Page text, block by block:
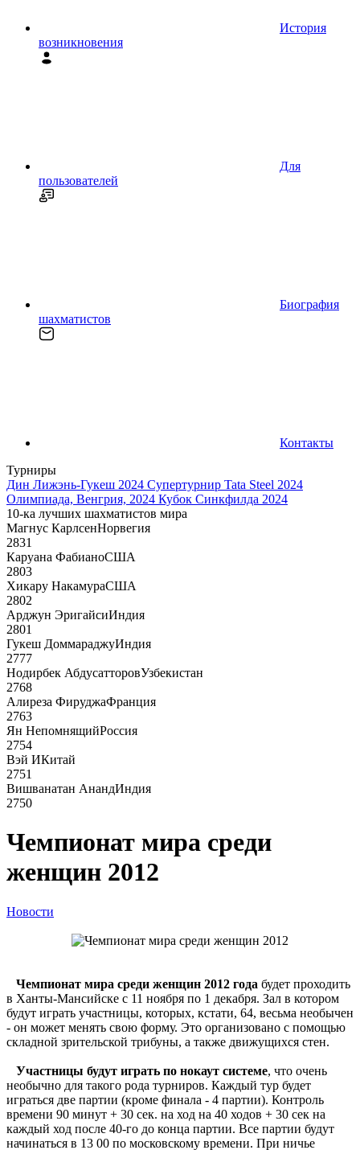
История
возникновения
Для
пользователей
Биография
шахматистов
Контакты
Турниры
Дин Лижэнь-Гукеш 2024 Супертурнир Tata Steel 2024
Олимпиада, Венгрия, 2024 Кубок Синкфилда 2024
10-ка лучших шахматистов мира
Магнус КарлсенНорвегия
2831
Каруана ФабианоСША
2803
Хикару НакамураСША
2802
Арджун ЭригайсиИндия
2801
Гукеш ДоммараджуИндия
2777
Нодирбек АбдусатторовУзбекистан
2768
Алиреза ФируджаФранция
2763
Ян НепомнящийРоссия
2754
Вэй ИКитай
2751
Вишванатан АнандИндия
2750
Чемпионат мира среди
женщин 2012
Новости
Чемпионат мира среди женщин 2012 года будет проходить
в Ханты-Мансийске с 11 ноября по 1 декабря. Зал в котором
будут играть участницы, которых, кстати, 64, весьма необычен
- он может менять свою форму. Это организовано с помощью
складной зрительской трибуны, а также движущихся стен.
Участницы будут играть по нокаут системе, что очень
необычно для такого рода турниров. Каждый тур будет
играться две партии (кроме финала - 4 партии). Контроль
времени 90 минут + 30 сек. на ход на 40 ходов + 30 сек на
каждый ход после 40-го до конца партии. Все партии будут
начинаться в 13 00 по московскому времени. При ничье